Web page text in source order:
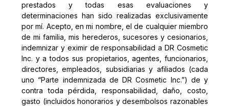
prestados y todas esas evaluaciones y
determinaciones han sido realizadas exclusivamente
por mí. Acepto, en mi nombre, el de cualquier miembro
de mi familia, mis herederos, sucesores y cesionarios,
indemnizar y eximir de responsabilidad a DR Cosmetic
Inc. y a todos sus propietarios, agentes, funcionarios,
directores, empleados, subsidiarias y afiliados (cada
uno “Parte indemnizada de DR Cosmetic Inc.”) de y
contra toda pérdida, responsabilidad, daño, costo,
gasto (incluidos honorarios y desembolsos razonables